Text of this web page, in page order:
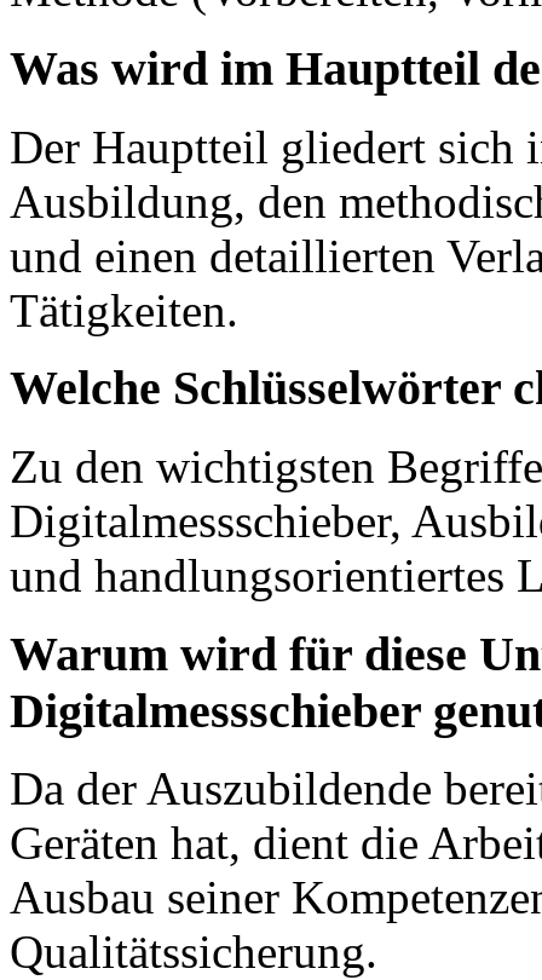
Was wird im Hauptteil
Der Hauptteil gliedert sich
Ausbildung, den
und einen detaillierten
Tätigkeiten.
Welche Schlüsselwörter
Zu den wichtigsten
Digitalmessschieber,
und handlungsorientiertes
Warum wird für diese
Digitalmessschieber
Da der Auszubildende
Geräten hat, dient die
Ausbau seiner
Qualitätssicherung.